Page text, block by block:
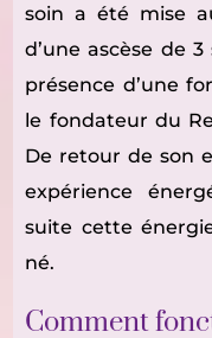
soin a été mise
d’une ascèse de
présence d’une
le fondateur du
De retour de son
expérience
suite cette
né.
Comment